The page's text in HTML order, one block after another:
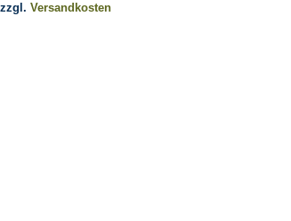
zzgl. Versandkosten